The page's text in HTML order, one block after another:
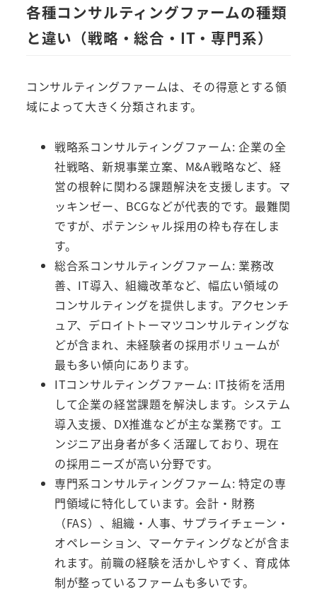
各種コンサルティングファームの種類
と違い（戦略・総合・IT・専門系）
コンサルティングファームは、その得意とする領
域によって大きく分類されます。
戦略系コンサルティングファーム: 企業の全
社戦略、新規事業立案、M&A戦略など、経
営の根幹に関わる課題解決を支援します。マ
ッキンゼー、BCGなどが代表的です。最難関
ですが、ポテンシャル採用の枠も存在しま
す。
総合系コンサルティングファーム: 業務改
善、IT導入、組織改革など、幅広い領域の
コンサルティングを提供します。アクセンチ
ュア、デロイトトーマツコンサルティングな
どが含まれ、未経験者の採用ボリュームが
最も多い傾向にあります。
ITコンサルティングファーム: IT技術を活用
して企業の経営課題を解決します。システム
導入支援、DX推進などが主な業務です。エ
ンジニア出身者が多く活躍しており、現在
の採用ニーズが高い分野です。
専門系コンサルティングファーム: 特定の専
門領域に特化しています。会計・財務
（FAS）、組織・人事、サプライチェーン・
オペレーション、マーケティングなどが含ま
れます。前職の経験を活かしやすく、育成体
制が整っているファームも多いです。